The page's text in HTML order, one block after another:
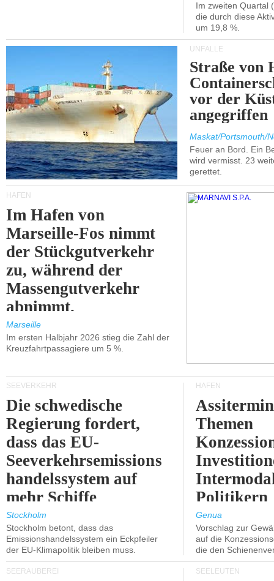
Im zweiten Quartal
die durch diese
um 19,8 %.
UNFÄLLE
Straße von
vor der
angegriffen
Maskat/Portsmouth/
Feuer an Bord. Ein
wird vermisst. 23
gerettet.
HÄFEN
Im Hafen von
Marseille-Fos nimmt
der Stückgutverkehr
zu, während der
Massengutverkehr
abnimmt.
Marseille
Im ersten Halbjahr 2026 stieg die Zahl der
Kreuzfahrtpassagiere um 5 %.
SEEVERKEHR
Die schwedische
Regierung fordert,
dass das EU-
Seeverkehrsemissions
handelssystem auf
mehr Schiffe
ausgeweitet wird.
Stockholm
Stockholm betont, dass das
Emissionshandelssystem ein Eckpfeiler
der EU-Klimapolitik bleiben muss.
HÄFEN
Themen
Politikern
Genua
Vorschlag zur
auf die
die den
SEERÄUBEREI SEELEUTEN